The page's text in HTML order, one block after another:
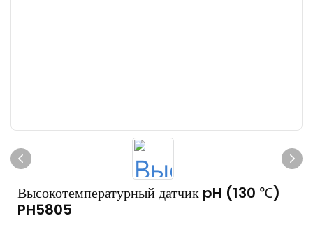
Высокотемпературный датчик pH (130 ℃)
PH5805